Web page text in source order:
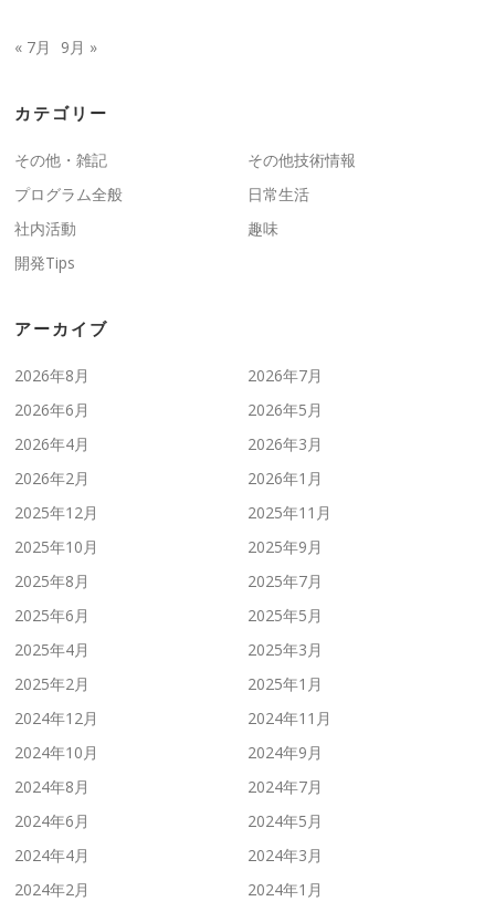
« 7月 9月 »
カテゴリー
その他・雑記
その他技術情報
プログラム全般
日常生活
社内活動
趣味
開発Tips
アーカイブ
2026年8月
2026年7月
2026年6月
2026年5月
2026年4月
2026年3月
2026年2月
2026年1月
2025年12月
2025年11月
2025年10月
2025年9月
2025年8月
2025年7月
2025年6月
2025年5月
2025年4月
2025年3月
2025年2月
2025年1月
2024年12月
2024年11月
2024年10月
2024年9月
2024年8月
2024年7月
2024年6月
2024年5月
2024年4月
2024年3月
2024年2月
2024年1月